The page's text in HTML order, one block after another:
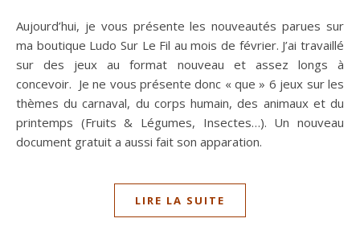
Aujourd’hui, je vous présente les nouveautés parues sur
ma boutique Ludo Sur Le Fil au mois de février. J’ai travaillé
sur des jeux au format nouveau et assez longs à
concevoir. Je ne vous présente donc « que » 6 jeux sur les
thèmes du carnaval, du corps humain, des animaux et du
printemps (Fruits & Légumes, Insectes…). Un nouveau
document gratuit a aussi fait son apparation.
LIRE LA SUITE